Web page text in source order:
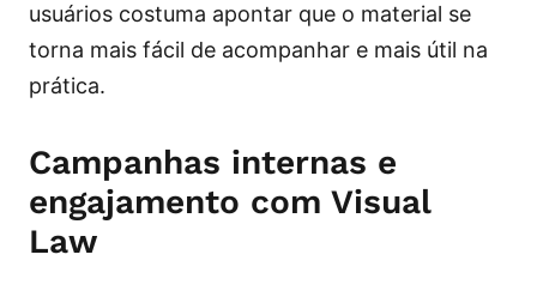
usuários costuma apontar que o material se
torna mais fácil de acompanhar e mais útil na
prática.
Campanhas internas e
engajamento com Visual
Law